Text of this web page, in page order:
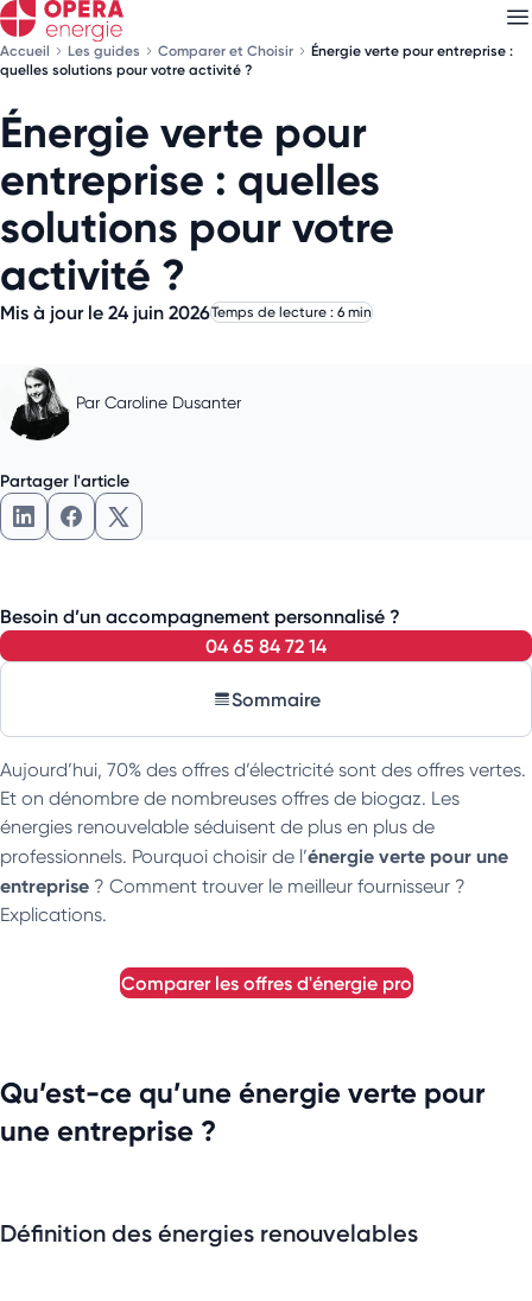
Accueil Les guides Comparer et Choisir
Énergie verte pour entreprise :
quelles solutions pour votre activité ?
Énergie verte pour
entreprise : quelles
solutions pour votre
activité ?
Mis à jour le 24 juin 2026Temps de lecture : 6 min
Par Caroline Dusanter
Partager l'article
Partager l'article sur LinkedIn
Partager l'article sur Facebook
Partager l'article sur X
Besoin d’un accompagnement personnalisé ?
04 65 84 72 14
Sommaire
Aujourd’hui, 70% des offres d’électricité sont des offres vertes.
Et on dénombre de nombreuses offres de biogaz. Les
énergies renouvelable séduisent de plus en plus de
professionnels. Pourquoi choisir de l’énergie verte pour une
entreprise ? Comment trouver le meilleur fournisseur ?
Explications.
comparer les offres d'énergie pro
Qu’est-ce qu’une énergie verte pour
une entreprise ?
Définition des énergies renouvelables
Découvrez nosnewsletters
Choisissez les newsletters qui vous intéressent